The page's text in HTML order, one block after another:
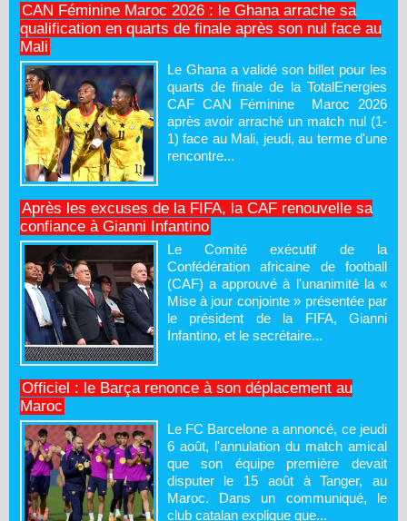
CAN Féminine Maroc 2026 : le Ghana arrache sa
qualification en quarts de finale après son nul face au
Mali
Le Ghana a validé son billet pour les
quarts de finale de la TotalEnergies
CAF CAN Féminine Maroc 2026
après avoir arraché un match nul (1-
1) face au Mali, jeudi, au terme d'une
rencontre...
Après les excuses de la FIFA, la CAF renouvelle sa
confiance à Gianni Infantino
Le Comité exécutif de la
Confédération africaine de football
(CAF) a approuvé à l'unanimité la «
Mise à jour conjointe » présentée par
le président de la FIFA, Gianni
Infantino, et le secrétaire...
Officiel : le Barça renonce à son déplacement au
Maroc
Le FC Barcelone a annoncé, ce jeudi
6 août, l'annulation du match amical
que son équipe première devait
disputer le 15 août à Tanger, au
Maroc. Dans un communiqué, le
club catalan explique que...